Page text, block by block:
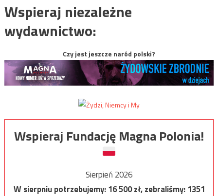
Wspieraj niezależne
wydawnictwo:
Czy jest jeszcze naród polski?
Wspieraj Fundację Magna Polonia!
Sierpień 2026
W sierpniu potrzebujemy:16 500zł, zebraliśmy:1351